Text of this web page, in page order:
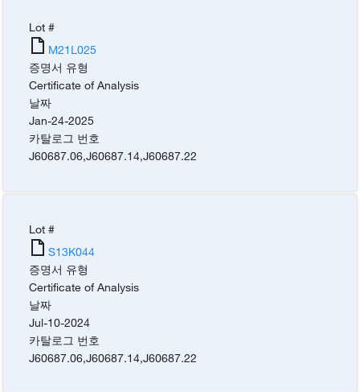
Lot #
M21L025
증명서 유형
Certificate of Analysis
날짜
Jan-24-2025
카탈로그 번호
J60687.06,J60687.14,J60687.22
Lot #
S13K044
증명서 유형
Certificate of Analysis
날짜
Jul-10-2024
카탈로그 번호
J60687.06,J60687.14,J60687.22